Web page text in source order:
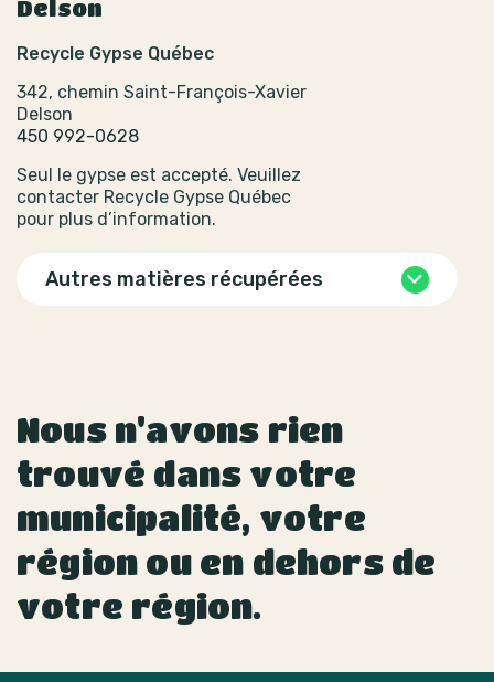
Delson
Recycle Gypse Québec
342, chemin Saint-François-Xavier
Delson
450 992-0628
Seul le gypse est accepté. Veuillez
contacter Recycle Gypse Québec
pour plus d’information.
Autres matières récupérées
Nous n'avons rien
trouvé dans votre
municipalité, votre
région ou en dehors de
votre région.